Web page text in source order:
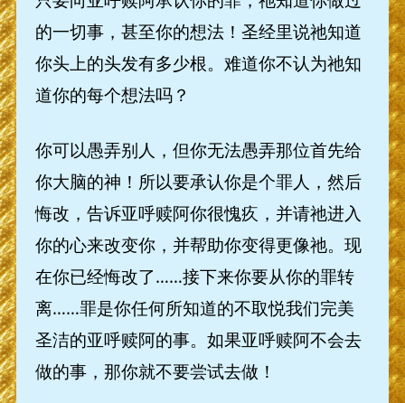
的一切事，甚至你的想法！圣经里说祂知道
你头上的头发有多少根。难道你不认为祂知
道你的每个想法吗？
你可以愚弄别人，但你无法愚弄那位首先给
你大脑的神！所以要承认你是个罪人，然后
悔改，告诉亚呼赎阿你很愧疚，并请祂进入
你的心来改变你，并帮助你变得更像祂。现
在你已经悔改了……接下来你要从你的罪转
离……罪是你任何所知道的不取悦我们完美
圣洁的亚呼赎阿的事。如果亚呼赎阿不会去
做的事，那你就不要尝试去做！